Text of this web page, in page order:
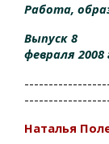
Работа,
Выпуск 8
февраля 2008
Наталья